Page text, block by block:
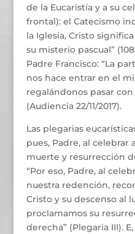
de la Eucaristía y a su
frontal): el Catecismo
la Iglesia, Cristo
su misterio pascual”
Padre Francisco: “La
nos hace entrar en el
regalándonos pasar
(Audiencia 22/11/2017).
Las plegarias
pues, Padre, al celebrar
muerte y resurrección
“Por eso, Padre, al
nuestra redención,
Cristo y su descenso al
proclamamos su
derecha” (Plegaria III).